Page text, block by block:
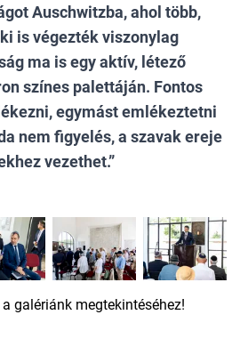
Auschwitzba, ahol több,
is végezték viszonylag
ma is egy aktív, létező
színes palettáján. Fontos
egymást emlékeztetni
nem figyelés, a szavak ereje
vezethet.
galériánk megtekintéséhez!